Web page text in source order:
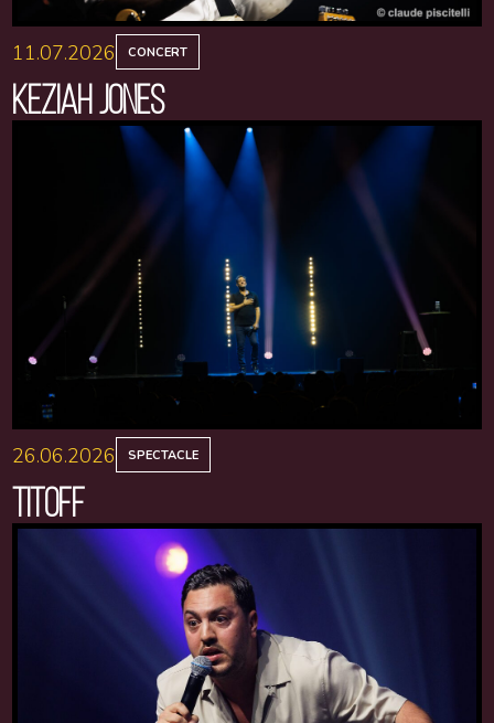
11.07.2026 CONCERT
KEZIAH JONES
26.06.2026 SPECTACLE
TITOFF